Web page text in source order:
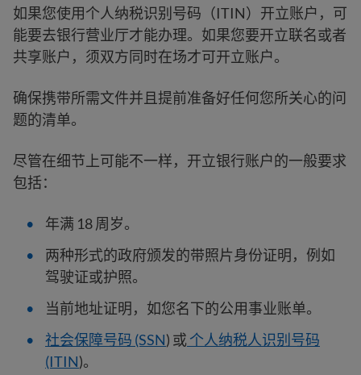
如果您使用个人纳税识别号码（ITIN）开立账户，可
能要去银行营业厅才能办理。如果您要开立联名或者
共享账户，须双方同时在场才可开立账户。
确保携带所需文件并且提前准备好任何您所关心的问
题的清单。
尽管在细节上可能不一样，开立银行账户的一般要求
包括：
年满 18 周岁。
两种形式的政府颁发的带照片身份证明，例如
驾驶证或护照。
当前地址证明，如您名下的公用事业账单。
社会保障号码 (SSN) 或 个人纳税人识别号码
(ITIN)。